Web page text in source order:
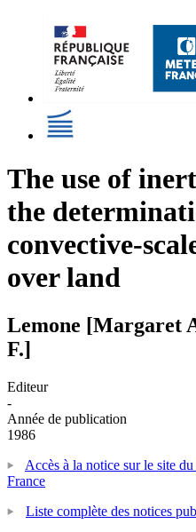
The use of
the
convective-
over land
Lemone [Margaret
F.]
Editeur
-
Année de publication
1986
Accès à la notice sur le site
France
Liste complète des notices